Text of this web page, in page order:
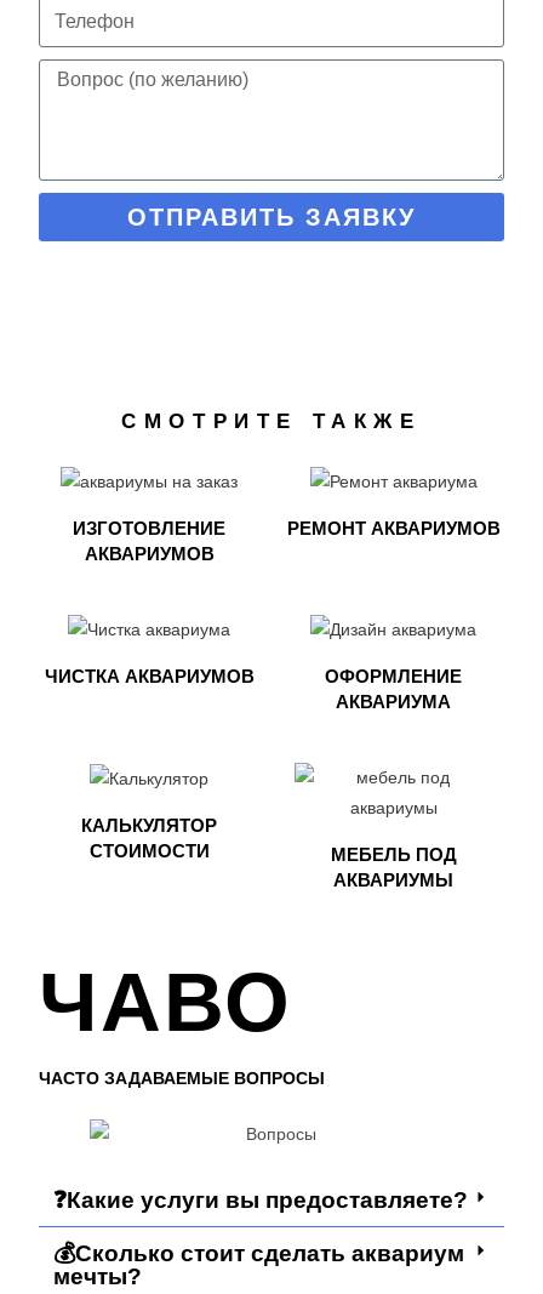
ОТПРАВИТЬ ЗАЯВКУ
СМОТРИТЕ ТАКЖЕ
ИЗГОТОВЛЕНИЕ
АКВАРИУМОВ
РЕМОНТ АКВАРИУМОВ
ЧИСТКА АКВАРИУМОВ
ОФОРМЛЕНИЕ
АКВАРИУМА​
КАЛЬКУЛЯТОР
СТОИМОСТИ
МЕБЕЛЬ ПОД
АКВАРИУМЫ​
ЧАВО
ЧАСТО ЗАДАВАЕМЫЕ ВОПРОСЫ
❓Какие услуги вы предоставляете?
💰Сколько стоит сделать аквариум
мечты?